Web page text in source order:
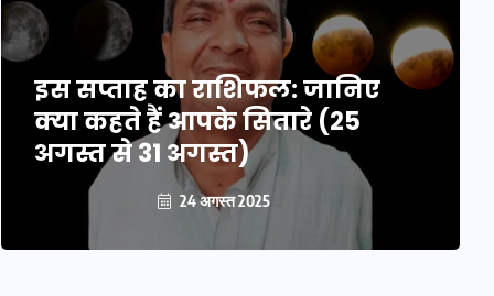
इस सप्ताह का राशिफल: जानिए
क्या कहते हैं आपके सितारे (25
अगस्त से 31 अगस्त)
24 अगस्त 2025